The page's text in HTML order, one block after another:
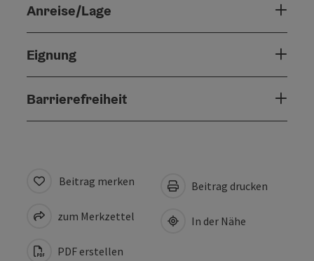
Anreise/Lage
Eignung
Barrierefreiheit
Beitrag merken
zum Merkzettel
PDF erstellen
Beitrag drucken
In der Nähe